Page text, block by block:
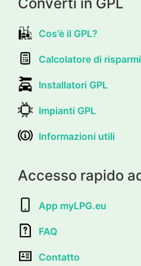
Cos'è il GPL?
Calcolatore di
Installatori GPL
Impianti GPL
Informazioni utili
Accesso rapido
App myLPG.eu
FAQ
Contatto